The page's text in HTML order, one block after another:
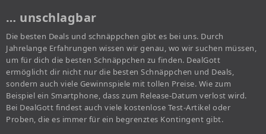
… unschlagbar
Die besten Deals und schnäppchen gibt es bei uns. Durch
Jahrelange Erfahrungen wissen wir genau, wo wir suchen müssen,
um für dich die besten Schnäppchen zu finden. DealGott
ermöglicht dir nicht nur die besten Schnäppchen und Deals,
sondern auch viele Gewinnspiele mit tollen Preise. Wie zum
Beispiel ein Smartphone, dass zum Release-Datum verlost wird.
Bei DealGott findest auch viele kostenlose Test-Artikel oder
Proben, die es immer für ein begrenztes Kontingent gibt.